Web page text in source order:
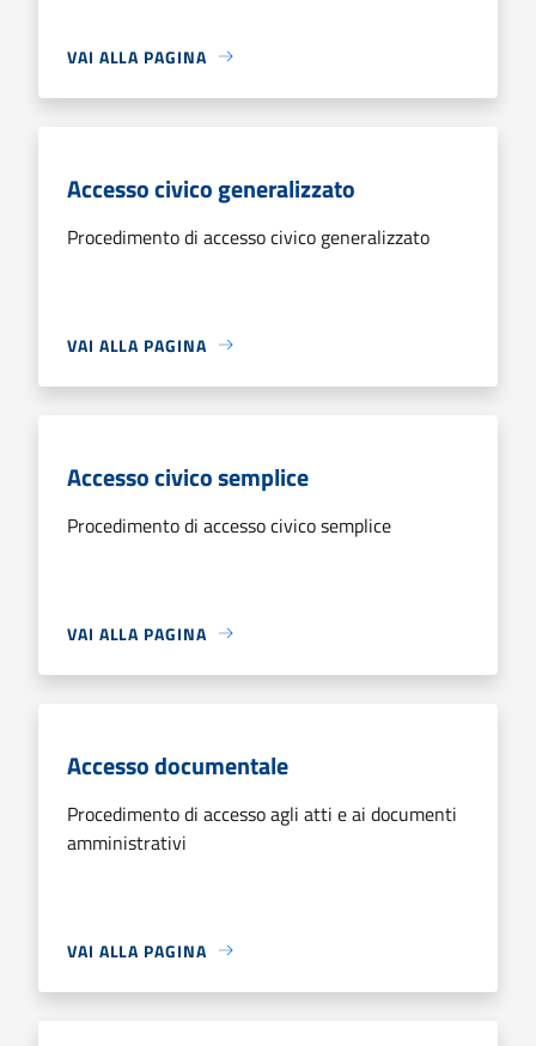
VAI ALLA PAGINA
Accesso civico generalizzato
Procedimento di accesso civico generalizzato
VAI ALLA PAGINA
Accesso civico semplice
Procedimento di accesso civico semplice
VAI ALLA PAGINA
Accesso documentale
Procedimento di accesso agli atti e ai documenti
amministrativi
VAI ALLA PAGINA